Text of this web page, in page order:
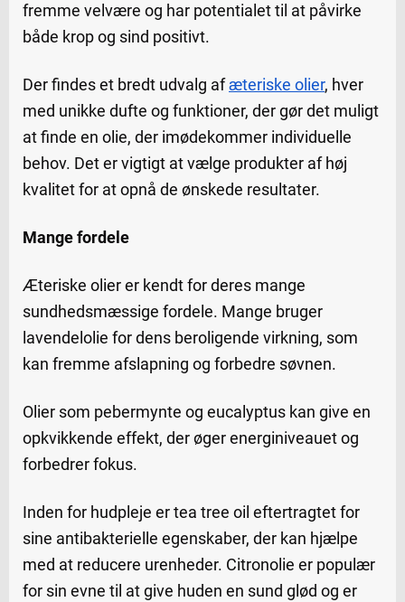
fremme velvære og har potentialet til at påvirke
både krop og sind positivt.
Der findes et bredt udvalg afæteriske olier, hver
med unikke dufte og funktioner, der gør det muligt
at finde en olie, der imødekommer individuelle
behov. Det er vigtigt at vælge produkter af høj
kvalitet for at opnå de ønskede resultater.
Mange fordele
Æteriske olier er kendt for deres mange
sundhedsmæssige fordele. Mange bruger
lavendelolie for dens beroligende virkning, som
kan fremme afslapning og forbedre søvnen.
Olier som pebermynte og eucalyptus kan give en
opkvikkende effekt, der øger energiniveauet og
forbedrer fokus.
Inden for hudpleje er tea tree oil eftertragtet for
sine antibakterielle egenskaber, der kan hjælpe
med at reducere urenheder. Citronolie er populær
for sin evne til at give huden en sund glød og er